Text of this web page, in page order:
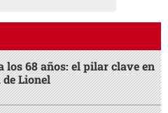
los 68 años: el pilar clave en
Lionel